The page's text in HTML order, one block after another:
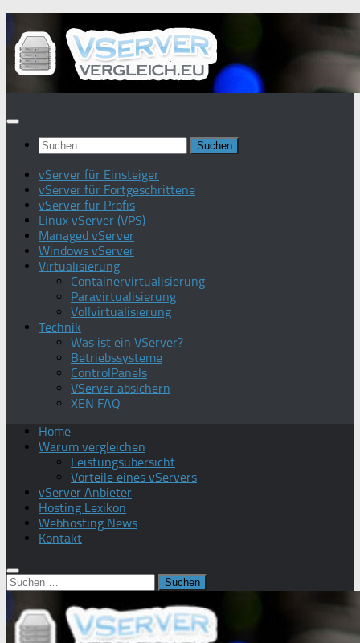
Inhalt
springen
Suchen
nach:
vServer für Einsteiger
vServer für Fortgeschrittene
vServer für Profis
Linux vServer (VPS)
Managed vServer
Windows vServer
Virtualisierung
Containervirtualisierung
Paravirtualisierung
Vollvirtualisierung
Technik
Was ist ein VServer?
Betriebssysteme
ControlPanels
VServer absichern
XEN FAQ
Home
Warum vergleichen
Leistungsübersicht
Vorteile eines vServers
vServer Anbieter
Hosting Lexikon
Webhosting News
Kontakt
Suchen
nach: